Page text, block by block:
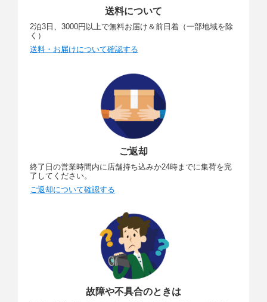
送料について
2泊3日、3000円以上で無料お届け＆前日着（一部地域を除
く）
送料・お届けについて確認する
ご返却
終了日の営業時間内に店舗持ち込みか24時までに集荷を完
了してください。
ご返却について確認する
故障や不具合のときは